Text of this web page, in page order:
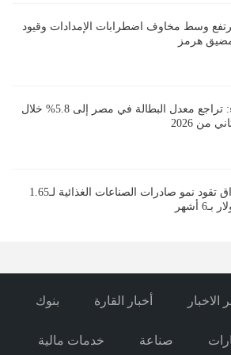
وسط مخاوف اضطرابات الإمدادات وقيود
هرمز
الإحصاء: تراجع معدل البطالة في مصر إلى 5.8% خلال
من 2026
10 أسواق تقود نمو صادرات الصناعات الغذائية لـ1.65
أشهر
الاخبار أخبار القارة بنوك
صناعة خدمات مالية